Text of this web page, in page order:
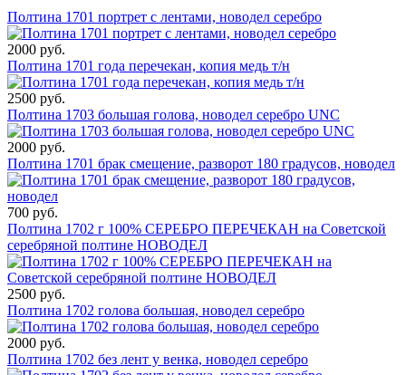
Полтина 1701 портрет с лентами, новодел серебро
2000 руб.
Полтина 1701 года перечекан, копия медь т/н
2500 руб.
Полтина 1703 большая голова, новодел серебро UNC
2000 руб.
Полтина 1701 брак смещение, разворот 180 градусов, новодел
700 руб.
Полтина 1702 г 100% СЕРЕБРО ПЕРЕЧЕКАН на Советской
серебряной полтине НОВОДЕЛ
2500 руб.
Полтина 1702 голова большая, новодел серебро
2000 руб.
Полтина 1702 без лент у венка, новодел серебро